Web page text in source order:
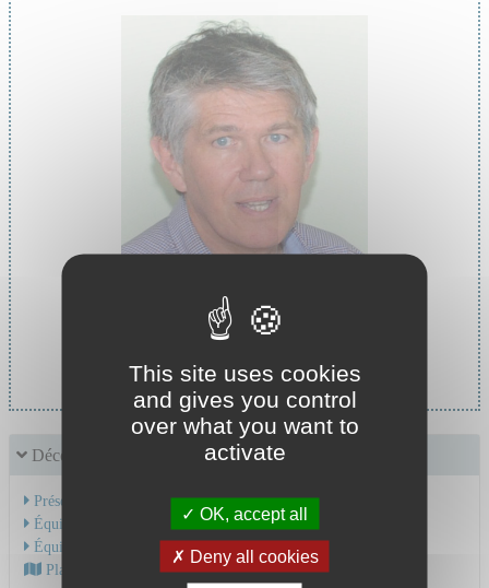
Chef de service :
Découvrir le service
Présentation de l'activité
Équipe Médicale
Équipe Soignante
Plan d'accès au CHU
This site uses cookies
and gives you control
over what you want to
activate
OK, accept all
Deny all cookies